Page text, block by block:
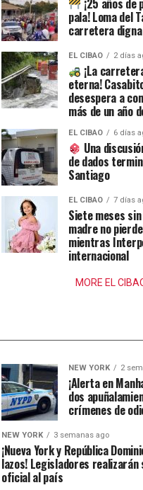
¡25 años de
pala! Loma del
carretera
EL CIBAO 2 días
¡La
eterna!
desespera a
más de un año
EL CIBAO 6 días
Una
de dados
Santiago
EL CIBAO 7 días
Siete meses
madre no
mientras
internacional
MORE EL
NEW YORK 2
¡Alerta en
dos
crímenes de
NEW YORK 3 semanas ago
¡Nueva York y República
lazos! Legisladores realizarán
oficial al país